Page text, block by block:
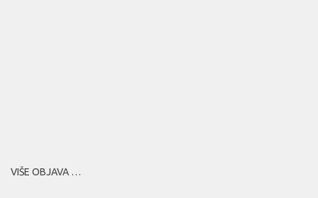
VIŠE OBJAVA …